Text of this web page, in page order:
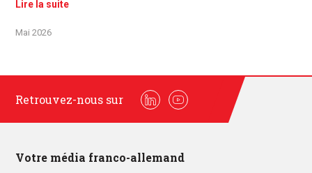
Lire la suite
Mai 2026
Retrouvez-nous sur
LinkedinYoutube
Votre média franco-allemand